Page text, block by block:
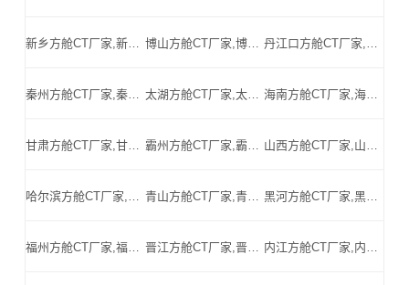
新乡方舱CT厂家,新乡方舱式CT,新乡CT方舱,新乡方舱CT,新乡医用CT方舱,新乡移动方舱CT-新乡医用CT方舱公司 博山方舱CT厂家,博山方舱式CT,博山CT方舱,博山方舱CT,博山医用CT方舱,博山移动方舱CT-博山医用CT方舱公司 丹江口方舱CT厂家,丹江口方舱式CT,丹江口CT方舱,丹江口方舱CT,丹江口医用CT方舱,丹江口移动方舱CT-丹江口医用CT方舱公司
秦州方舱CT厂家,秦州方舱式CT,秦州CT方舱,秦州方舱CT,秦州医用CT方舱,秦州移动方舱CT-秦州医用CT方舱公司 太湖方舱CT厂家,太湖方舱式CT,太湖CT方舱,太湖方舱CT,太湖医用CT方舱,太湖移动方舱CT-太湖医用CT方舱公司 海南方舱CT厂家,海南方舱式CT,海南CT方舱,海南方舱CT,海南医用CT方舱,海南移动方舱CT-海南医用CT方舱公司
甘肃方舱CT厂家,甘肃方舱式CT,甘肃CT方舱,甘肃方舱CT,甘肃医用CT方舱,甘肃移动方舱CT-甘肃医用CT方舱公司 霸州方舱CT厂家,霸州方舱式CT,霸州CT方舱,霸州方舱CT,霸州医用CT方舱,霸州移动方舱CT-霸州医用CT方舱公司 山西方舱CT厂家,山西方舱式CT,山西CT方舱,山西方舱CT,山西医用CT方舱,山西移动方舱CT-山西医用CT方舱公司
哈尔滨方舱CT厂家,哈尔滨方舱式CT,哈尔滨CT方舱,哈尔滨方舱CT,哈尔滨医用CT方舱,哈尔滨移动方舱CT-哈尔滨医用CT方舱公司 青山方舱CT厂家,青山方舱式CT,青山CT方舱,青山方舱CT,青山医用CT方舱,青山移动方舱CT-青山医用CT方舱公司 黑河方舱CT厂家,黑河方舱式CT,黑河CT方舱,黑河方舱CT,黑河医用CT方舱,黑河移动方舱CT-黑河医用CT方舱公司
福州方舱CT厂家,福州方舱式CT,福州CT方舱,福州方舱CT,福州医用CT方舱,福州移动方舱CT-福州医用CT方舱公司 晋江方舱CT厂家,晋江方舱式CT,晋江CT方舱,晋江方舱CT,晋江医用CT方舱,晋江移动方舱CT-晋江医用CT方舱公司 内江方舱CT厂家,内江方舱式CT,内江CT方舱,内江方舱CT,内江医用CT方舱,内江移动方舱CT-内江医用CT方舱公司